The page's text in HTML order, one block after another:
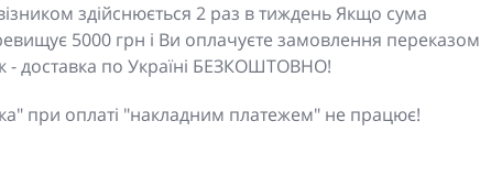
здійснюється 2 раз в тиждень Якщо сума
5000 грн і Ви оплачуєте замовлення переказом
- доставка по Україні БЕЗКОШТОВНО!
при оплаті "накладним платежем" не працює!